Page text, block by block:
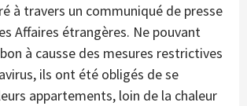
à travers un communiqué de presse
Affaires étrangères. Ne pouvant
à causse des mesures restrictives
ils ont été obligés de se
appartements, loin de la chaleur